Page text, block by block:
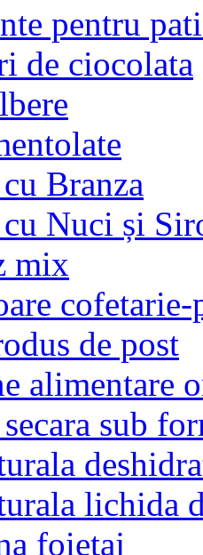
pentru
de ciocolata
Branza
Nuci și
mix
cofetarie-
de post
alimentare
sub
lichida
foietaj